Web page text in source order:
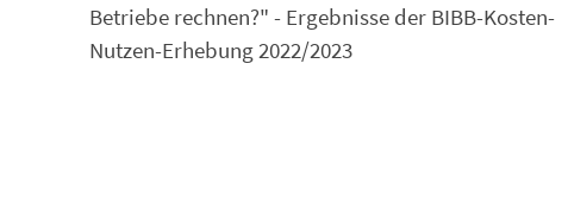
Betriebe rechnen?" - Ergebnisse der BIBB-Kosten-
Nutzen-Erhebung 2022/2023